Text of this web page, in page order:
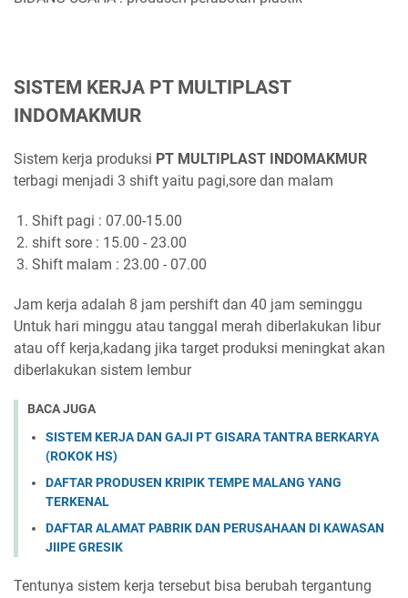
SISTEM KERJA PT MULTIPLAST
INDOMAKMUR
Sistem kerja produksi PT MULTIPLAST INDOMAKMUR
terbagi menjadi 3 shift yaitu pagi,sore dan malam
Shift pagi : 07.00-15.00
shift sore : 15.00 - 23.00
Shift malam : 23.00 - 07.00
Jam kerja adalah 8 jam pershift dan 40 jam seminggu
Untuk hari minggu atau tanggal merah diberlakukan libur
atau off kerja,kadang jika target produksi meningkat akan
diberlakukan sistem lembur
BACA JUGA
SISTEM KERJA DAN GAJI PT GISARA TANTRA BERKARYA
(ROKOK HS)
DAFTAR PRODUSEN KRIPIK TEMPE MALANG YANG
TERKENAL
DAFTAR ALAMAT PABRIK DAN PERUSAHAAN DI KAWASAN
JIIPE GRESIK
Tentunya sistem kerja tersebut bisa berubah tergantung